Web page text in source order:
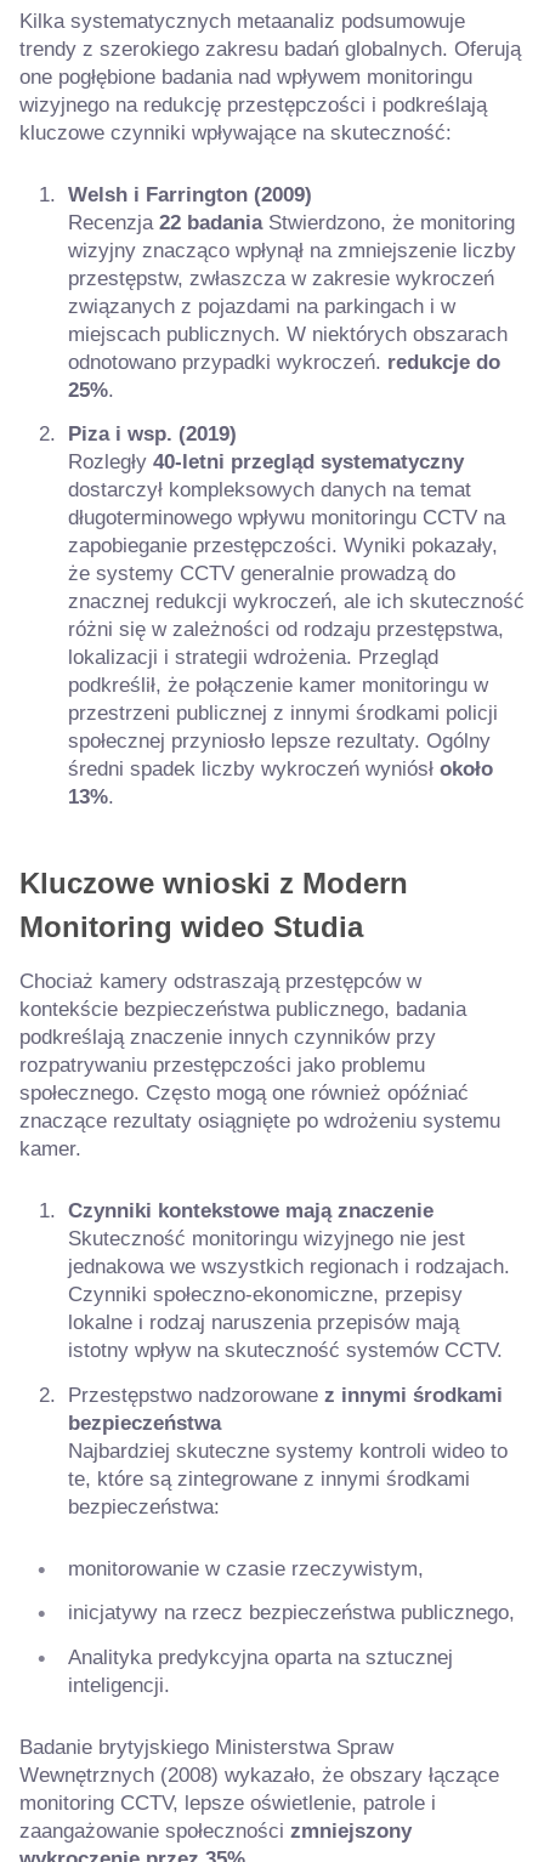
Kilka systematycznych metaanaliz podsumowuje
trendy z szerokiego zakresu badań globalnych. Oferują
one pogłębione badania nad wpływem monitoringu
wizyjnego na redukcję przestępczości i podkreślają
kluczowe czynniki wpływające na skuteczność:
Welsh i Farrington (2009)
Recenzja22 badaniaStwierdzono, że monitoring
wizyjny znacząco wpłynął na zmniejszenie liczby
przestępstw, zwłaszcza w zakresie wykroczeń
związanych z pojazdami na parkingach i w
miejscach publicznych. W niektórych obszarach
odnotowano przypadki wykroczeń. redukcje do
25%.
Piza i wsp. (2019)
Rozległy 40-letni przegląd systematyczny
dostarczył kompleksowych danych na temat
długoterminowego wpływu monitoringu CCTV na
zapobieganie przestępczości. Wyniki pokazały,
że systemy CCTV generalnie prowadzą do
znacznej redukcji wykroczeń, ale ich skuteczność
różni się w zależności od rodzaju przestępstwa,
lokalizacji i strategii wdrożenia. Przegląd
podkreślił, że połączenie kamer monitoringu w
przestrzeni publicznej z innymi środkami policji
społecznej przyniosło lepsze rezultaty. Ogólny
średni spadek liczby wykroczeń wyniósł około
13%.
Kluczowe wnioski z Modern
Monitoring wideo Studia
Chociaż kamery odstraszają przestępców w
kontekście bezpieczeństwa publicznego, badania
podkreślają znaczenie innych czynników przy
rozpatrywaniu przestępczości jako problemu
społecznego. Często mogą one również opóźniać
znaczące rezultaty osiągnięte po wdrożeniu systemu
kamer.
Czynniki kontekstowe mają znaczenie
Skuteczność monitoringu wizyjnego nie jest
jednakowa we wszystkich regionach i rodzajach.
Czynniki społeczno-ekonomiczne, przepisy
lokalne i rodzaj naruszenia przepisów mają
istotny wpływ na skuteczność systemów CCTV.
Przestępstwo nadzorowane z innymi środkami
bezpieczeństwa
Najbardziej skuteczne systemy kontroli wideo to
te, które są zintegrowane z innymi środkami
bezpieczeństwa:
monitorowanie w czasie rzeczywistym,
inicjatywy na rzecz bezpieczeństwa publicznego,
Analityka predykcyjna oparta na sztucznej
inteligencji.
Badanie brytyjskiego Ministerstwa Spraw
Wewnętrznych (2008) wykazało, że obszary łączące
monitoring CCTV, lepsze oświetlenie, patrole i
zaangażowanie społeczności zmniejszony